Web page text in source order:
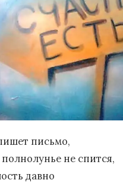
письмо,
не спится,
давно